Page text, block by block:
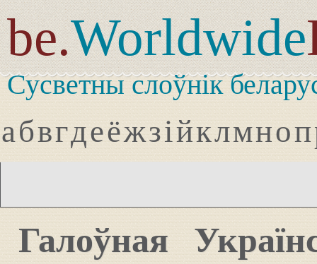
be.Worldwide
Сусветны слоўнік
абвгдеёжзійклмноп
Галоўная